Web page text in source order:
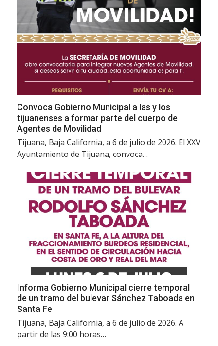
Convoca Gobierno Municipal a las y los
tijuanenses a formar parte del cuerpo de
Agentes de Movilidad
Tijuana, Baja California, a 6 de julio de 2026. El XXV
Ayuntamiento de Tijuana, convoca…
Informa Gobierno Municipal cierre temporal
de un tramo del bulevar Sánchez Taboada en
Santa Fe
Tijuana, Baja California, a 6 de julio de 2026. A
partir de las 9:00 horas…